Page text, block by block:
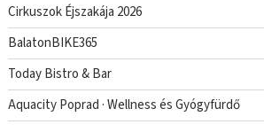
Cirkuszok Éjszakája 2026
BalatonBIKE365
Today Bistro & Bar
Aquacity Poprad · Wellness és Gyógyfürdő